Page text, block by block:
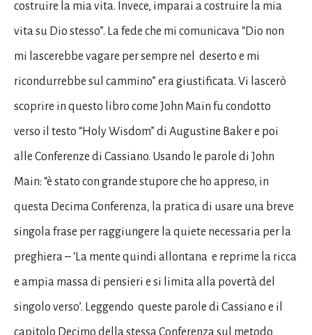
costruire la mia vita. Invece, imparai a costruire la mia
vita su Dio stesso”. La fede che mi comunicava “Dio non
mi lascerebbe vagare per sempre nel deserto e mi
ricondurrebbe sul cammino” era giustificata. Vi lascerò
scoprire in questo libro come John Main fu condotto
verso il testo “Holy Wisdom” di Augustine Baker e poi
alle Conferenze di Cassiano. Usando le parole di John
Main: “è stato con grande stupore che ho appreso, in
questa Decima Conferenza, la pratica di usare una breve
singola frase per raggiungere la quiete necessaria per la
preghiera – ‘La mente quindi allontana e reprime la ricca
e ampia massa di pensieri e si limita alla povertà del
singolo verso’. Leggendo queste parole di Cassiano e il
capitolo Decimo della stessa Conferenza sul metodo